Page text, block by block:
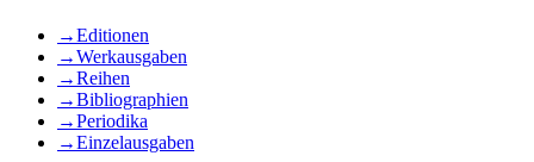
→Editionen
→Werkausgaben
→Reihen
→Bibliographien
→Periodika
→Einzelausgaben